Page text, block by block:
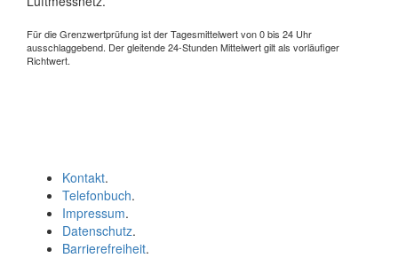
Für die Grenzwertprüfung ist der Tagesmittelwert von 0 bis 24 Uhr
ausschlaggebend. Der gleitende 24-Stunden Mittelwert gilt als vorläufiger
Richtwert.
Kontakt.
Telefonbuch.
Impressum.
Datenschutz.
Barrierefreiheit.